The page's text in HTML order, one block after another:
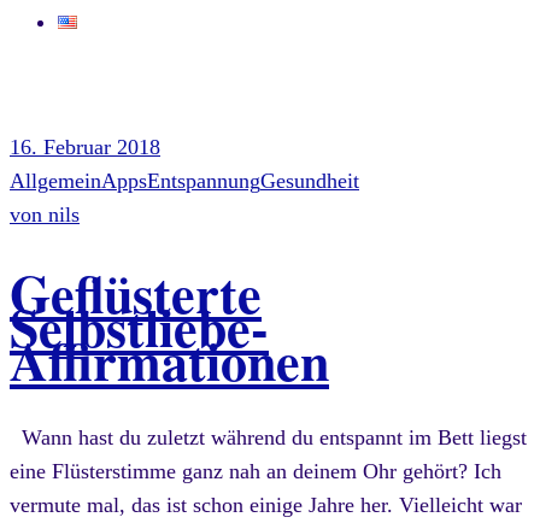
16. Februar 2018
AllgemeinAppsEntspannungGesundheit
von nils
Geflüsterte
Selbstliebe-
Affirmationen
Wann hast du zuletzt während du entspannt im Bett liegst
eine Flüsterstimme ganz nah an deinem Ohr gehört? Ich
vermute mal, das ist schon einige Jahre her. Vielleicht war